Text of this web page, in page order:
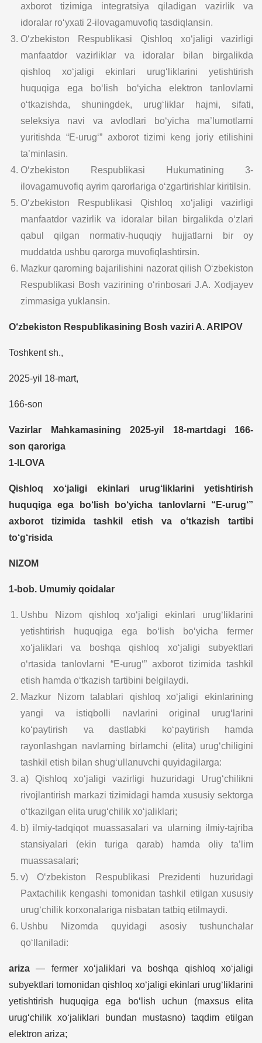
axborot tizimiga integratsiya qiladigan vazirlik va
idoralar ro‘yxati 2-ilovagamuvofiq tasdiqlansin.
O‘zbekiston Respublikasi Qishloq xo‘jaligi vazirligi
manfaatdor vazirliklar va idoralar bilan birgalikda
qishloq xo‘jaligi ekinlari urug‘liklarini yetishtirish
huquqiga ega bo‘lish bo‘yicha elektron tanlovlarni
o‘tkazishda, shuningdek, urug‘liklar hajmi, sifati,
seleksiya navi va avlodlari bo‘yicha ma’lumotlarni
yuritishda “E-urug‘” axborot tizimi keng joriy etilishini
ta’minlasin.
O‘zbekiston Respublikasi Hukumatining 3-
ilovagamuvofiq ayrim qarorlariga o‘zgartirishlar kiritilsin.
O‘zbekiston Respublikasi Qishloq xo‘jaligi vazirligi
manfaatdor vazirlik va idoralar bilan birgalikda o‘zlari
qabul qilgan normativ-huquqiy hujjatlarni bir oy
muddatda ushbu qarorga muvofiqlashtirsin.
Mazkur qarorning bajarilishini nazorat qilish O‘zbekiston
Respublikasi Bosh vazirining o‘rinbosari J.A. Xodjayev
zimmasiga yuklansin.
O‘zbekiston Respublikasining Bosh vaziri A. ARIPOV
Toshkent sh.,
2025-yil 18-mart,
166-son
Vazirlar Mahkamasining 2025-yil 18-martdagi 166-
son qaroriga
1-ILOVA
Qishloq xo‘jaligi ekinlari urug‘liklarini yetishtirish
huquqiga ega bo‘lish bo‘yicha tanlovlarni “E-urug‘”
axborot tizimida tashkil etish va o‘tkazish tartibi
to‘g‘risida
NIZOM
1-bob. Umumiy qoidalar
Ushbu Nizom qishloq xo‘jaligi ekinlari urug‘liklarini
yetishtirish huquqiga ega bo‘lish bo‘yicha fermer
xo‘jaliklari va boshqa qishloq xo‘jaligi subyektlari
o‘rtasida tanlovlarni “E-urug‘” axborot tizimida tashkil
etish hamda o‘tkazish tartibini belgilaydi.
Mazkur Nizom talablari qishloq xo‘jaligi ekinlarining
yangi va istiqbolli navlarini original urug‘larini
ko‘paytirish va dastlabki ko‘paytirish hamda
rayonlashgan navlarning birlamchi (elita) urug‘chiligini
tashkil etish bilan shug‘ullanuvchi quyidagilarga:
a) Qishloq xo‘jaligi vazirligi huzuridagi Urug‘chilikni
rivojlantirish markazi tizimidagi hamda xususiy sektorga
o‘tkazilgan elita urug‘chilik xo‘jaliklari;
b) ilmiy-tadqiqot muassasalari va ularning ilmiy-tajriba
stansiyalari (ekin turiga qarab) hamda oliy ta’lim
muassasalari;
v) O‘zbekiston Respublikasi Prezidenti huzuridagi
Paxtachilik kengashi tomonidan tashkil etilgan xususiy
urug‘chilik korxonalariga nisbatan tatbiq etilmaydi.
Ushbu Nizomda quyidagi asosiy tushunchalar
qo‘llaniladi:
ariza — fermer xo‘jaliklari va boshqa qishloq xo‘jaligi
subyektlari tomonidan qishloq xo‘jaligi ekinlari urug‘liklarini
yetishtirish huquqiga ega bo‘lish uchun (maxsus elita
urug‘chilik xo‘jaliklari bundan mustasno) taqdim etilgan
elektron ariza;